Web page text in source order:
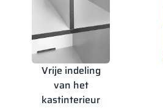
Vrije indeling
van het
kastinterieur